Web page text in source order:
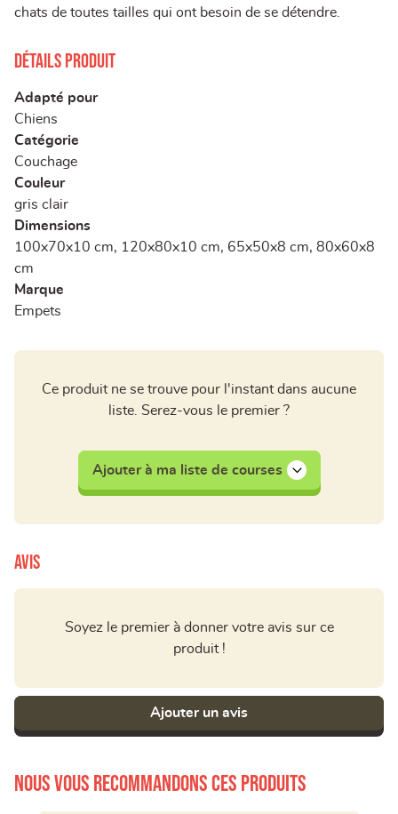
chats de toutes tailles qui ont besoin de se détendre.
Détails produit
Adapté pour
Chiens
Catégorie
Couchage
Couleur
gris clair
Dimensions
100x70x10 cm, 120x80x10 cm, 65x50x8 cm, 80x60x8
cm
Marque
Empets
Ce produit ne se trouve pour l'instant dans aucune
liste. Serez-vous le premier ?
Ajouter à ma liste de courses
Avis
Soyez le premier à donner votre avis sur ce
produit !
Ajouter un avis
Nous vous recommandons ces produits